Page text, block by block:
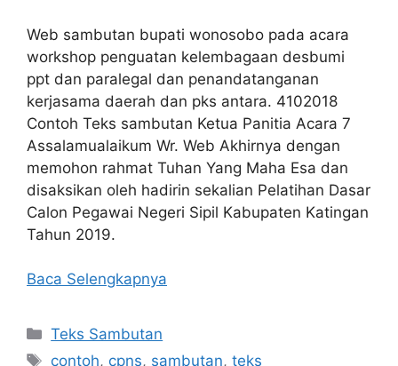
Web sambutan bupati wonosobo pada acara
workshop penguatan kelembagaan desbumi
ppt dan paralegal dan penandatanganan
kerjasama daerah dan pks antara. 4102018
Contoh Teks sambutan Ketua Panitia Acara 7
Assalamualaikum Wr. Web Akhirnya dengan
memohon rahmat Tuhan Yang Maha Esa dan
disaksikan oleh hadirin sekalian Pelatihan Dasar
Calon Pegawai Negeri Sipil Kabupaten Katingan
Tahun 2019.
Baca Selengkapnya
Kategori
Teks Sambutan
Tag
contoh, cpns, sambutan,teks